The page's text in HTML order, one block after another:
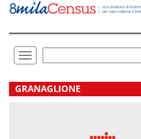
Vai
direttamente
Toggle
navigation
.
GRANAGLIONE